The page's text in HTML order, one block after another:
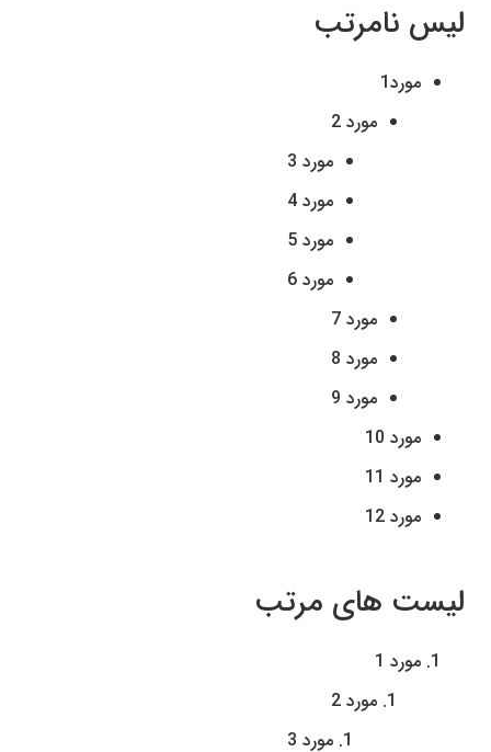
لیس نامرتب
مورد1
مورد 2
مورد 3
مورد 4
مورد 5
مورد 6
مورد 7
مورد 8
مورد 9
مورد 10
مورد 11
مورد 12
لیست های مرتب
مورد 1
مورد 2
مورد 3